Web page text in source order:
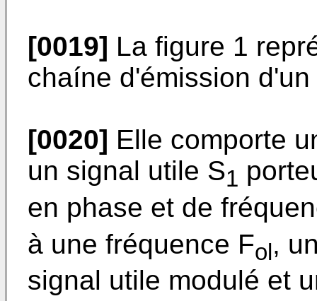
[0019] La figure 1
chaíne d'émission
[0020] Elle comporte
un signal utile S1
en phase et de
à une fréquence Fol,
signal utile modulé et